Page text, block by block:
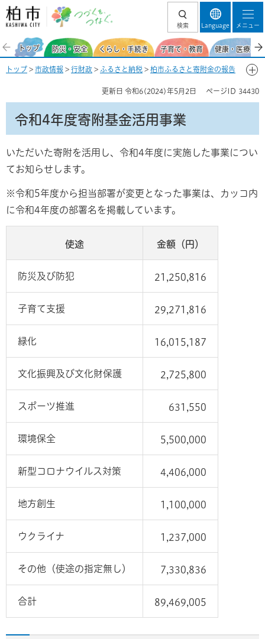
柏市 つづくを、
検索 Language メニュー
トップ 防災・安全 くらし・手続き 子育て・教育 健康・医療・
トップ > 市政情報 > 行財政 > ふるさと納税 > 柏市ふるさと寄附金の報告
更新日 令和6(2024)年5月2日 ページID 34430
令和4年度寄附基金活用事業
いただいた寄附を活用し、令和4年度に実施した事業につい
てお知らせします。
※令和5年度から担当部署が変更となった事業は、カッコ内
に令和4年度の部署名を掲載しています。
使途 金額（円）
防災及び防犯 21,250,816
子育て支援 29,271,816
緑化 16,015,187
文化振興及び文化財保護 2,725,800
スポーツ推進 631,550
環境保全 5,500,000
新型コロナウイルス対策 4,406,000
地方創生 1,100,000
ウクライナ 1,237,000
その他（使途の指定無し） 7,330,836
合計 89,469,005